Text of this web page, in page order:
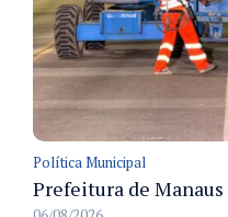
Política Municipal